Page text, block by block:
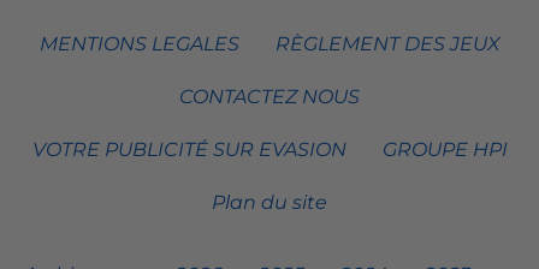
MENTIONS LEGALES RÈGLEMENT DES JEUX
CONTACTEZ NOUS
VOTRE PUBLICITÉ SUR EVASION GROUPE HPI
Plan du site